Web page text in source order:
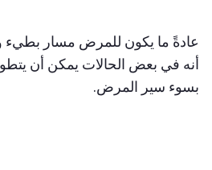
ما يكون للمرض مسار بطيء
في بعض الحالات يمكن أن يتطور
سير المرض.